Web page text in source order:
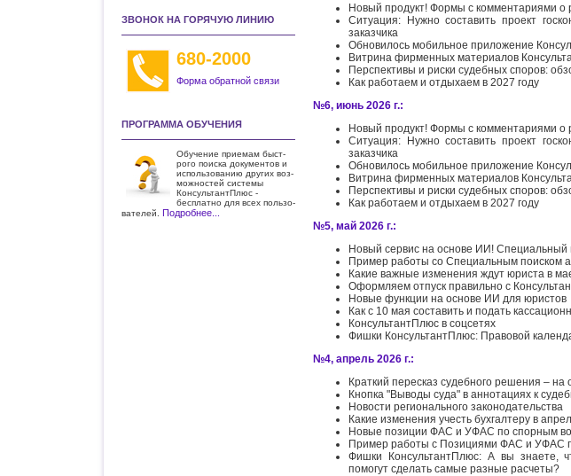
ЗВОНОК НА ГОРЯЧУЮ ЛИНИЮ
680-2000
Форма обратной связи
ПРОГРАММА ОБУЧЕНИЯ
Обучение приемам быст­
рого поиска документов и
использо­ванию других воз­
можностей системы
КонсультантПлюс -
бесплатно для всех пользо­
вателей. Подробнее...
Новый продукт! Формы с комментариями о
Ситуация: Нужно составить проект
заказчика
Обновилось мобильное приложение
Витрина фирменных материалов
Перспективы и риски судебных споров:
Как работаем и отдыхаем в 2027 году
№6, июнь 2026 г.:
Новый продукт! Формы с комментариями о
Ситуация: Нужно составить проект
заказчика
Обновилось мобильное приложение
Витрина фирменных материалов
Перспективы и риски судебных споров:
Как работаем и отдыхаем в 2027 году
№5, май 2026 г.:
Новый сервис на основе ИИ! Специальный
Пример работы со Специальным поиском
Какие важные изменения ждут юриста в
Оформляем отпуск правильно с
Новые функции на основе ИИ для юристов
Как с 10 мая составить и подать
КонсультантПлюс в соцсетях
Фишки КонсультантПлюс: Правовой
№4, апрель 2026 г.:
Краткий пересказ судебного решения – на
Кнопка "Выводы суда" в аннотациях к
Новости регионального законодательства
Какие изменения учесть бухгалтеру в
Новые позиции ФАС и УФАС по спорным
Пример работы с Позициями ФАС и УФАС
Фишки КонсультантПлюс: А вы знаете,
помогут сделать самые разные расчеты?